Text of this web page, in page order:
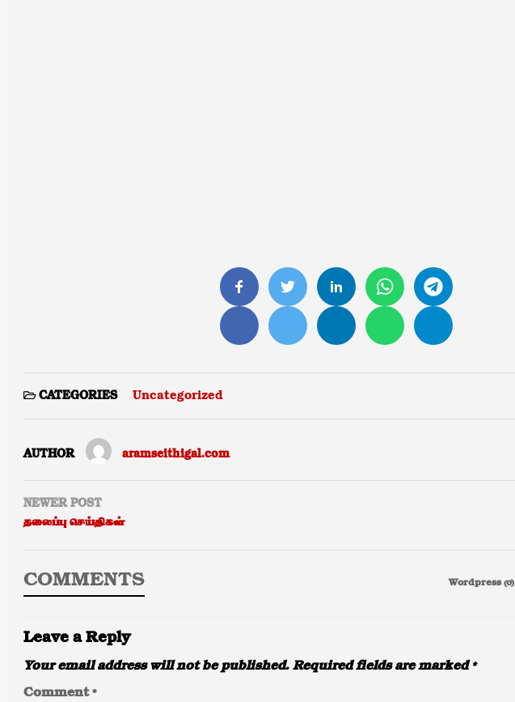
CATEGORIES Uncategorized
AUTHOR aramseithigal.com
NEWER POST
தலைப்பு செய்திகள்
COMMENTS Wordpress (0)
Leave a Reply
Your email address will not be published. Required fields are marked *
Comment*